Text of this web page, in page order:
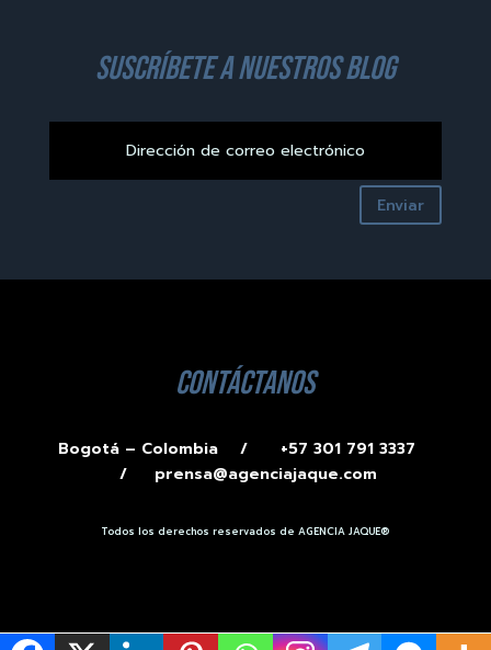
suscríbete a nuestros blog
Enviar
contáctanos
Bogotá – Colombia /
+57 301 791 3337
/ prensa@agenciajaque.com
Todos los derechos reservados de AGENCIA JAQUE®